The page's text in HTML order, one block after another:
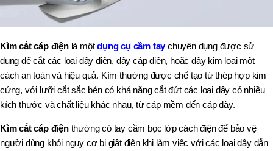
Kìm cắt cáp điệnlà mộtdụng cụ cầm taychuyên dụng được sử
dụng để cắt các loại dây điện, dây cáp điện, hoặc dây kim loại một
cách an toàn và hiệu quả. Kìm thường được chế tạo từ thép hợp kim
cứng, với lưỡi cắt sắc bén có khả năng cắt đứt các loại dây có nhiều
kích thước và chất liệu khác nhau, từ cáp mềm đến cáp dày.
Kìm cắt cáp điệnthường có tay cầm bọc lớp cách điện để bảo vệ
người dùng khỏi nguy cơ bị giật điện khi làm việc với các loại dây dẫn